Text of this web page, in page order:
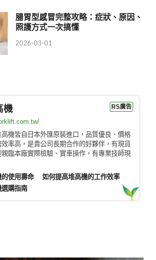
腸胃型感冒完整攻略：症狀、原因、
照護方式一次搞懂
2026-03-01
機 RS廣告
機皆自日本外匯原裝進口，品質優良、價格
率高，是貴公司長期合作的好夥伴，有現貨
親臨本廠實際檢驗、實車操作，有專業技師現
使用壽命
如何提高堆高機的工作效率
購指南